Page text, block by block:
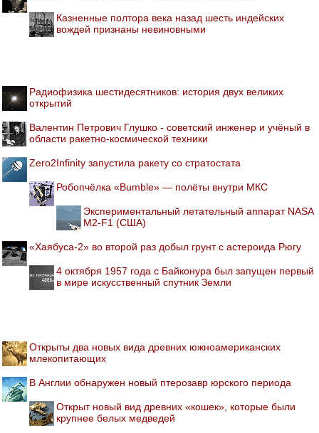
Казненные полтора века назад шесть индейских
вождей признаны невиновными
Радиофизика шестидесятников: история двух великих
открытий
Валентин Петрович Глушко - советский инженер и учёный в
области ракетно-космической техники
Zero2Infinity запустила ракету со стратостата
Робопчёлка «Bumble» — полёты внутри МКС
Экспериментальный летательный аппарат NASA
M2-F1 (США)
«Хаябуса-2» во второй раз добыл грунт с астероида Рюгу
4 октября 1957 года с Байконура был запущен первый
в мире искусственный спутник Земли
Открыты два новых вида древних южноамериканских
млекопитающих
В Англии обнаружен новый птерозавр юрского периода
Открыт новый вид древних «кошек», которые были
крупнее белых медведей